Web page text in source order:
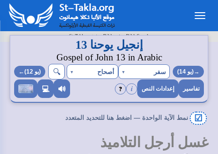
Toggle
navigation
St-Takla.org> Bibles> BibleSearch
تفاسير إعدادات النص i
❓
→(يو 14)
إنجيل يوحنا 13
(يو 12)←
Gospel of John 13 in Arabic
سفر ▾ أصحاح ▾
🔍︎
🔊
💻
☑ نمط الآية الواحدة — اضغط هنا للتحديد المتعدد
غسل أرجل التلاميذ